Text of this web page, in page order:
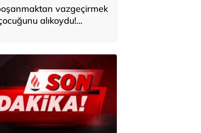
vazgeçirmek
alıkoydu!